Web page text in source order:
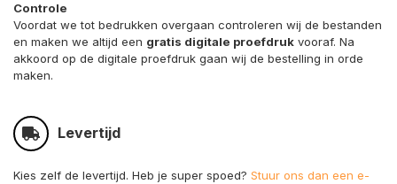
Controle
Voordat we tot bedrukken overgaan controleren wij de bestanden
en maken we altijd een gratis digitale proefdruk vooraf. Na
akkoord op de digitale proefdruk gaan wij de bestelling in orde
maken.
Levertijd
Kies zelf de levertijd. Heb je super spoed? Stuur ons dan een e-